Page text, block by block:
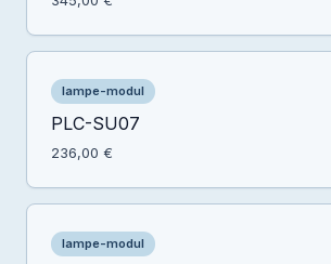
lampe-modul
PLC-SU07
236,00 €
lampe-modul